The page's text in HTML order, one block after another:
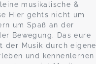
musikalische &
Hier gehts nicht um
um Spaß an der
Bewegung. Das eure
der Musik durch eigene
und kennenlernen